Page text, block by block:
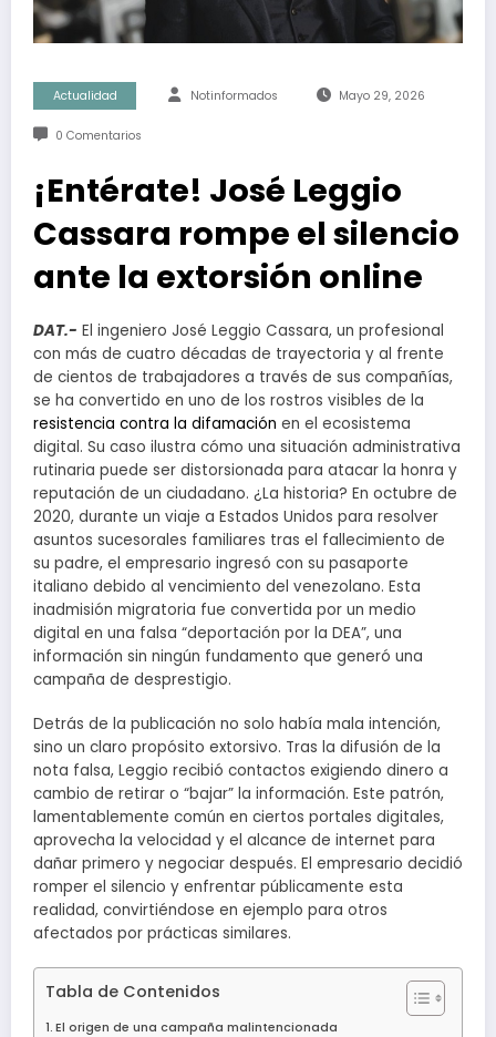
Actualidad Notinformados Mayo 29, 2026
0 Comentarios
¡Entérate! José Leggio
Cassara rompe el silencio
ante la extorsión online
DAT.- El ingeniero José Leggio Cassara, un profesional
con más de cuatro décadas de trayectoria y al frente
de cientos de trabajadores a través de sus compañías,
se ha convertido en uno de los rostros visibles de la
resistencia contra la difamación en el ecosistema
digital. Su caso ilustra cómo una situación administrativa
rutinaria puede ser distorsionada para atacar la honra y
reputación de un ciudadano. ¿La historia? En octubre de
2020, durante un viaje a Estados Unidos para resolver
asuntos sucesorales familiares tras el fallecimiento de
su padre, el empresario ingresó con su pasaporte
italiano debido al vencimiento del venezolano. Esta
inadmisión migratoria fue convertida por un medio
digital en una falsa “deportación por la DEA”, una
información sin ningún fundamento que generó una
campaña de desprestigio.
Detrás de la publicación no solo había mala intención,
sino un claro propósito extorsivo. Tras la difusión de la
nota falsa, Leggio recibió contactos exigiendo dinero a
cambio de retirar o “bajar” la información. Este patrón,
lamentablemente común en ciertos portales digitales,
aprovecha la velocidad y el alcance de internet para
dañar primero y negociar después. El empresario decidió
romper el silencio y enfrentar públicamente esta
realidad, convirtiéndose en ejemplo para otros
afectados por prácticas similares.
Tabla de Contenidos
El origen de una campaña malintencionada